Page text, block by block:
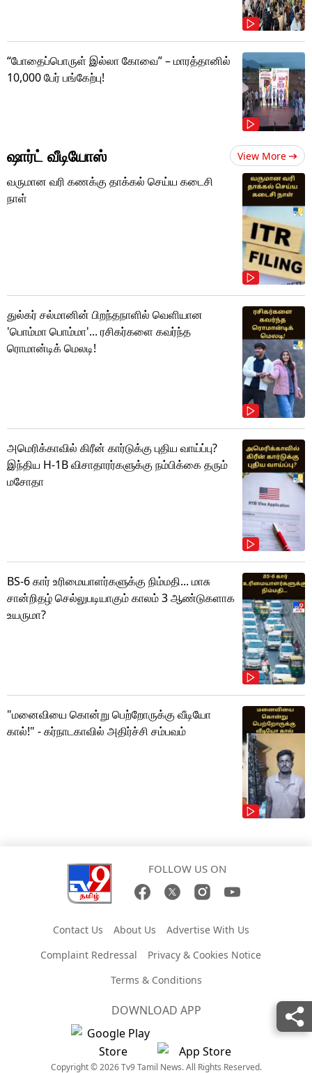
“போதைப்பொருள் இல்லா கோவை” – மாரத்தானில்
10,000 பேர் பங்கேற்பு!
ஷார்ட் வீடியோஸ் View More
வருமான வரி கணக்கு தாக்கல் செய்ய கடைசி
நாள்
துல்கர் சல்மானின் பிறந்தநாளில் வெளியான
'பொம்மா பொம்மா'... ரசிகர்களை கவர்ந்த
ரொமான்டிக் மெலடி!
அமெரிக்காவில் கிரீன் கார்டுக்கு புதிய வாய்ப்பு?
இந்திய H-1B விசாதாரர்களுக்கு நம்பிக்கை தரும்
மசோதா
BS-6 கார் உரிமையாளர்களுக்கு நிம்மதி... மாசு
சான்றிதழ் செல்லுபடியாகும் காலம் 3 ஆண்டுகளாக
உயருமா?
"மனைவியை கொன்று பெற்றோருக்கு வீடியோ
கால்!" - கர்நாடகாவில் அதிர்ச்சி சம்பவம்
FOLLOW US ON
Contact Us About Us
Advertise With Us
Complaint Redressal
Privacy & Cookies Notice
Terms & Conditions
DOWNLOAD APP
Copyright © 2026 Tv9 Tamil News. All Rights Reserved.